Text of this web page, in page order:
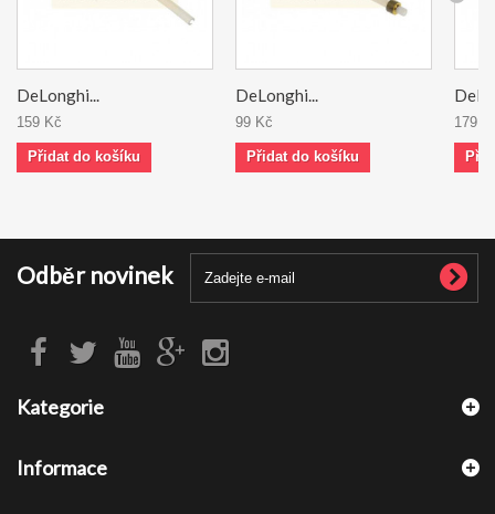
DeLonghi...
159 Kč
Přidat do košíku
DeLonghi...
99 Kč
Přidat do košíku
179
Odběr novinek
Kategorie
Informace